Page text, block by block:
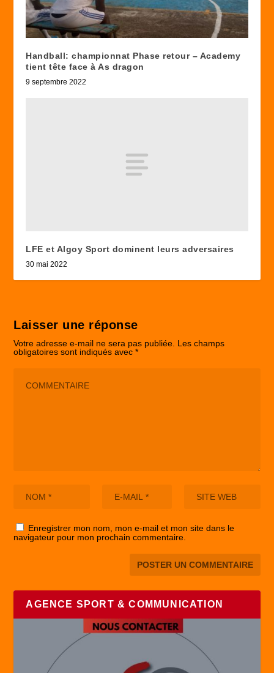
Handball: championnat Phase retour – Academy
tient tête face à As dragon
9 septembre 2022
LFE et Algoy Sport dominent leurs adversaires
30 mai 2022
Laisser une réponse
Votre adresse e-mail ne sera pas publiée. Les champs
obligatoires sont indiqués avec*
Enregistrer mon nom, mon e-mail et mon site dans le
navigateur pour mon prochain commentaire.
AGENCE SPORT & COMMUNICATION